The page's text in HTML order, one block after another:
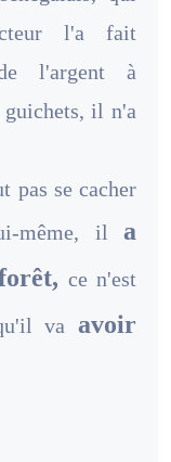
l'a fait
l'argent à
il n'a
pas se cacher
même, il a
ce n'est
vaavoir